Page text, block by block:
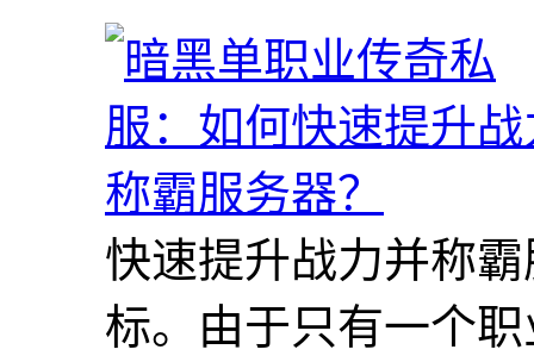
快速提升战力并称
标。由于只有一个